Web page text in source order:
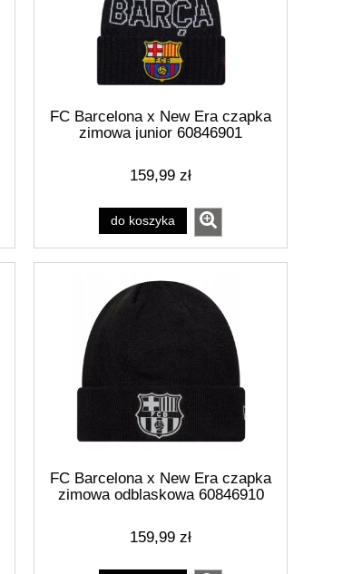
FC Barcelona x New Era czapka
zimowa junior 60846901
159,99 zł
do koszyka
FC Barcelona x New Era czapka
zimowa odblaskowa 60846910
159,99 zł